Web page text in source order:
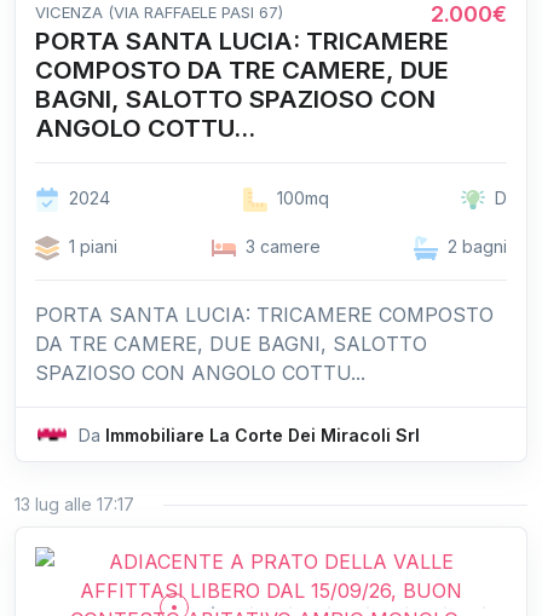
VICENZA (VIA RAFFAELE PASI 67) 2.000€
PORTA SANTA LUCIA: TRICAMERE
COMPOSTO DA TRE CAMERE, DUE
BAGNI, SALOTTO SPAZIOSO CON
ANGOLO COTTU...
2024 100mq D
1 piani 3 camere 2 bagni
PORTA SANTA LUCIA: TRICAMERE COMPOSTO
DA TRE CAMERE, DUE BAGNI, SALOTTO
SPAZIOSO CON ANGOLO COTTU...
Da Immobiliare La Corte Dei Miracoli Srl
13 lug alle 17:17